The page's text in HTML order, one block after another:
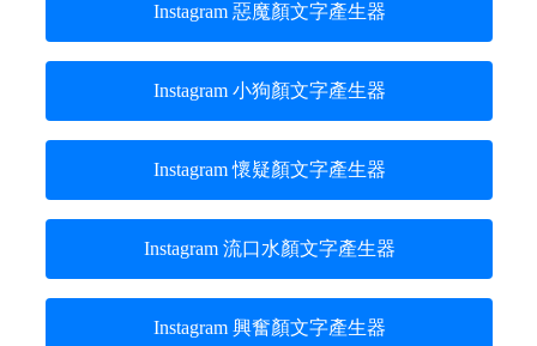
Instagram 惡魔顏文字產生器
Instagram 小狗顏文字產生器
Instagram 懷疑顏文字產生器
Instagram 流口水顏文字產生器
Instagram 興奮顏文字產生器